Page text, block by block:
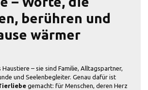
berühren und
wärmer
Haustiere – sie sind Familie, Alltagspartner,
und Seelenbegleiter. Genau dafür ist
gemacht: für Menschen, deren Herz